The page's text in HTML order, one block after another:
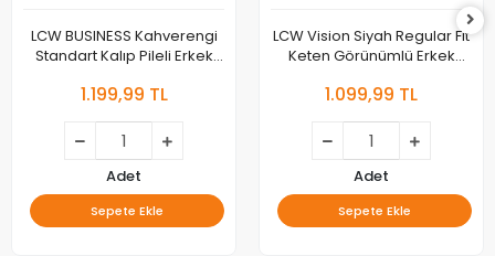
LCW BUSINESS Kahverengi
Standart Kalıp Pileli Erkek
1.199,99 TL
Adet
Sepete Ekle
LCW Vision Siyah Regular Fit
Keten Görünümlü Erkek
1.099,99 TL
Adet
Sepete Ekle